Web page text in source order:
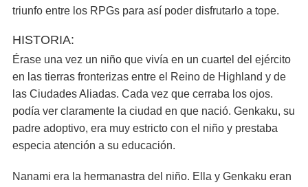
triunfo entre los RPGs para así poder disfrutarlo a tope.
HISTORIA:
Érase una vez un niño que vivía en un cuartel del ejército
en las tierras fronterizas entre el Reino de Highland y de
las Ciudades Aliadas. Cada vez que cerraba los ojos.
podía ver claramente la ciudad en que nació. Genkaku, su
padre adoptivo, era muy estricto con el niño y prestaba
especia atención a su educación.
Nanami era la hermanastra del niño. Ella y Genkaku eran